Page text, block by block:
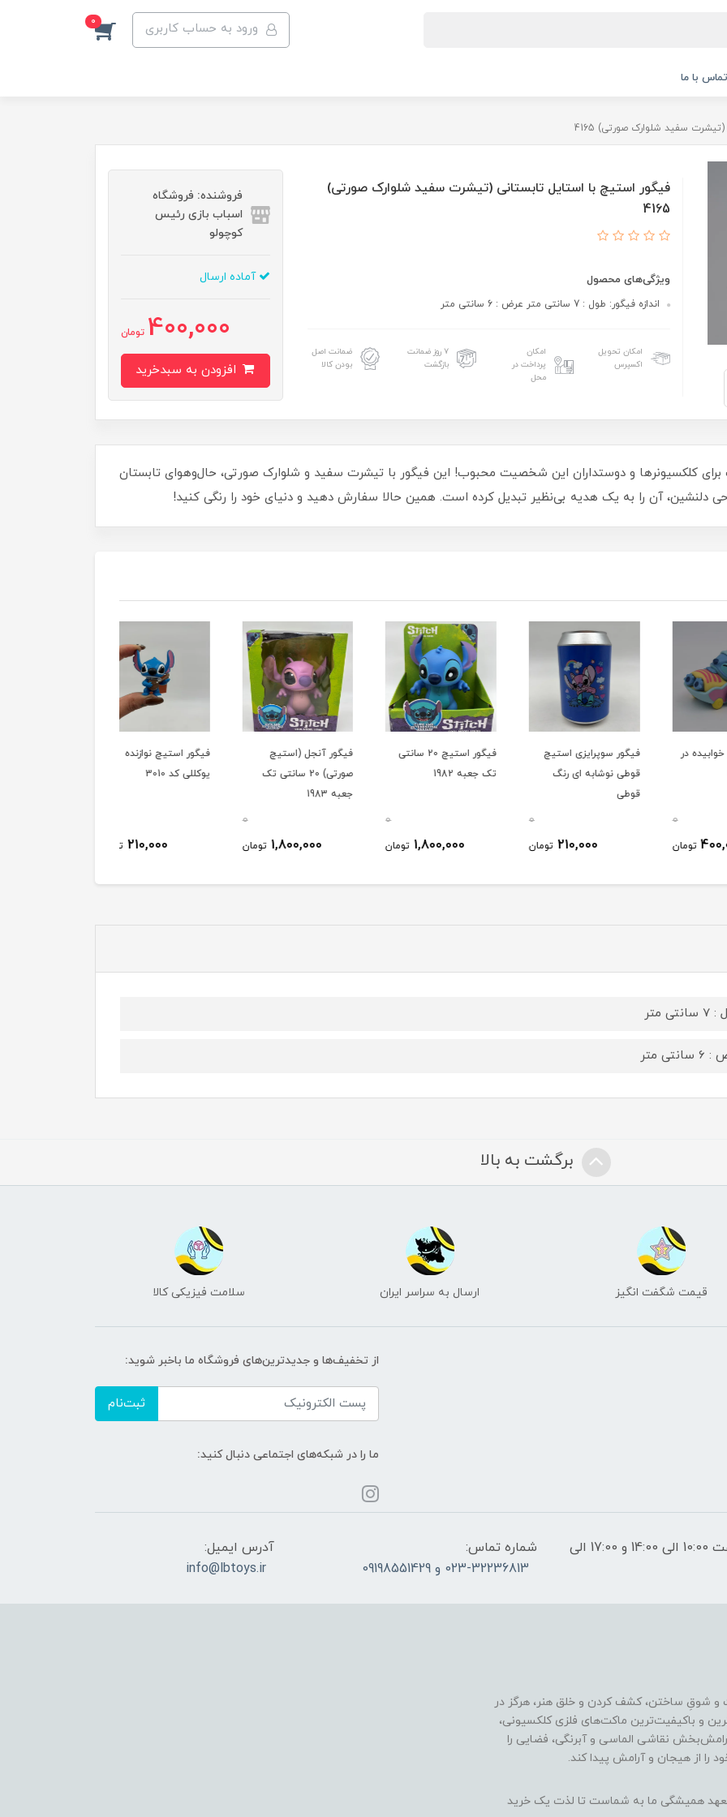
ورود به حساب کاربری 0
تماس با ما
سفید شلوارک صورتی) 4165
فیگور استیچ با استایل تابستانی (تیشرت سفید شلوارک صورتی)
4165
ویژگی‌های محصول
اندازه فیگور: طول : 7 سانتی متر عرض : 6 سانتی متر
امکان تحویل
اکسپرس
امکان
پرداخت در
محل
۷ روز ضمانت
بازگشت
ضمانت اصل
بودن کالا
فروشنده: فروشگاه
اسباب بازی رئیس
کوچولو
آماده ارسال
400,000 تومان
برای کلکسیونرها و دوستداران این شخصیت محبوب! این فیگور با تیشرت سفید و شلوارک صورتی، حال‌وهوای تابستان
دلنشین، آن را به یک هدیه بی‌نظیر تبدیل کرده است. همین حالا سفارش دهید و دنیای خود را رنگی کنید!
در
فیگور سوپرایزی استیچ
قوطی نوشابه ای رنگ
210,000 تومان
فیگور استیچ 20 سانتی
تک جعبه 1982
1,800,000 تومان
فیگور آنجل (استیچ
صورتی) 20 سانتی تک
1,800,000 تومان
فیگور استیچ نوازنده
یوکللی کد 3010
210,000 تومان
متر
متر
برگشت به بالا
قیمت شگفت انگیز ارسال به سراسر ایران سلامت فیزیکی کالا
از تخفیف‌ها و جدیدترین‌های فروشگاه ما باخبر شوید:
ثبت‌نام
ما را در شبکه‌های اجتماعی دنبال کنید:
ساعات پاسخگویی: فقط روزهای غیر تعطیل از ساعت 10:00 الی 14:00 و 17:00 الی
شماره تماس:
023-32236813 و 09198551429
آدرس ایمیل:
info@lbtoys.ir
و شوقِ ساختن، کشف کردن و خلق هنر، هرگز در
و باکیفیت‌ترین ماکت‌های فلزی کلکسیونی،
نقاشی الماسی و آبرنگی، فضایی را
را از هیجان و آرامش پیدا کند.
تعهد همیشگی ما به شماست تا لذت یک خرید